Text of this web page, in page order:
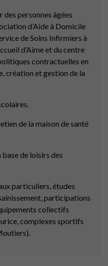
personnes âgées
d’Aide à Domicile
de Soins Infirmiers à
d’Aime et du centre
contractuelles en
création et gestion de la
de la maison de santé
de loisirs des
particuliers, études
participations
collectifs
complexes sportifs